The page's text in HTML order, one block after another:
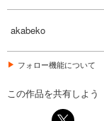
akabeko
フォロー機能について
この作品を共有しよう